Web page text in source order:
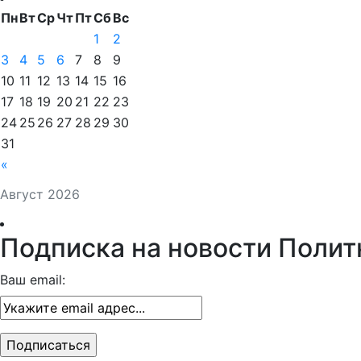
Август 2026
ПнВтСрЧтПтСбВс
«
1
2
3
4 5 6 7 8
9
10 11 12 13 14 15 16
17 18 19 20 21 22 23
24 25 26 27 28 29 30
31
Подписка на новости
Ваш email: